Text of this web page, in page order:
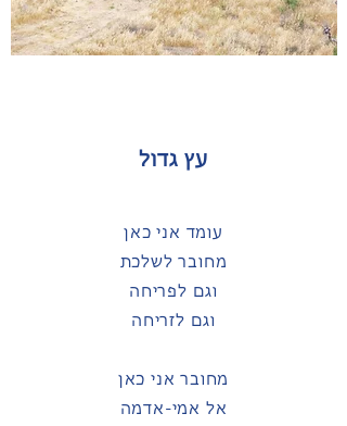
עץ גדול
עומד אני כאן
מחובר לשלכת
וגם לפריחה
וגם לזריחה
מחובר אני כאן
אל אמי-אדמה